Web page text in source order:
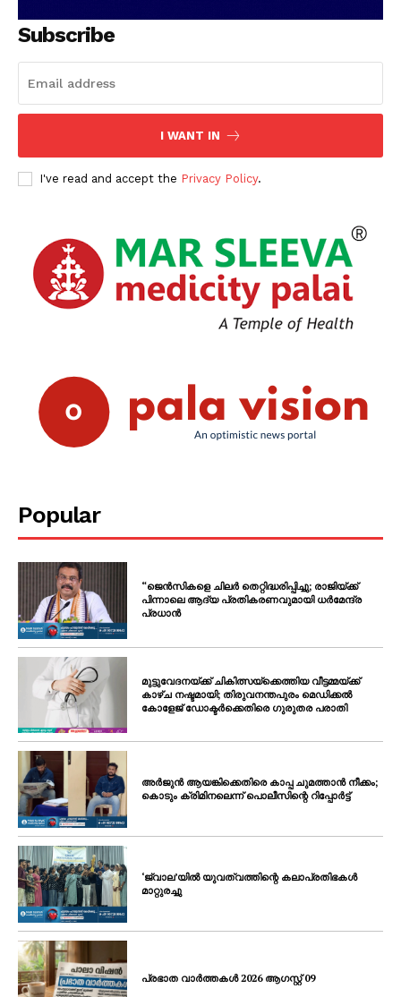
Subscribe
I WANT IN
I've read and accept the Privacy Policy.
Popular
“ജെൻസികളെ ചിലർ തെറ്റിദ്ധരിപ്പിച്ചു; രാജിയ്ക്ക്
പിന്നാലെ ആദ്യ പ്രതികരണവുമായി ധർമേന്ദ്ര
പ്രധാൻ
മുട്ടുവേദനയ്ക്ക് ചികിത്സയ്‌ക്കെത്തിയ വീട്ടമ്മയ്ക്ക്
കാഴ്ച നഷ്ടമായി; തിരുവനന്തപുരം മെഡിക്കൽ
കോളേജ് ഡോക്ടർക്കെതിരെ ഗുരുതര പരാതി
അർജുൻ ആയങ്കിക്കെതിരെ കാപ്പ ചുമത്താൻ നീക്കം;
കൊടും ക്രിമിനലെന്ന് പൊലീസിന്റെ റിപ്പോർട്ട്
‘ജ്വാല’യിൽ യുവത്വത്തിന്റെ കലാപ്രതിഭകൾ
മാറ്റുരച്ചു
പ്രഭാത വാർത്തകൾ 2026 ആഗസ്റ്റ് 09